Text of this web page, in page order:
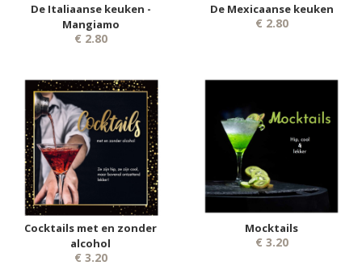
De Italiaanse keuken -
Mangiamo
€ 2.80
De Mexicaanse keuken
€ 2.80
Cocktails met en zonder
alcohol
€ 3.20
Mocktails
€ 3.20